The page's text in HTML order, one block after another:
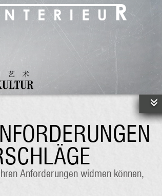
Anforderungen widmen können,